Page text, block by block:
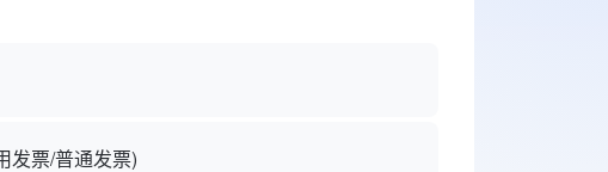
发票/普通发票)